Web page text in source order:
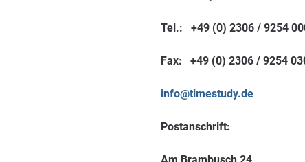
Tel.: +49 (0) 2306 / 9254
Fax: +49 (0) 2306 / 9254
info@timestudy.de
Postanschrift: